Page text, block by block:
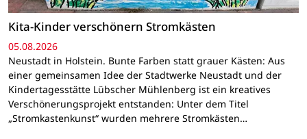
Kita-Kinder verschönern Stromkästen
05.08.2026
Neustadt in Holstein. Bunte Farben statt grauer Kästen: Aus
einer gemeinsamen Idee der Stadtwerke Neustadt und der
Kindertagesstätte Lübscher Mühlenberg ist ein kreatives
Verschönerungsprojekt entstanden: Unter dem Titel
„Stromkastenkunst“ wurden mehrere Stromkästen…